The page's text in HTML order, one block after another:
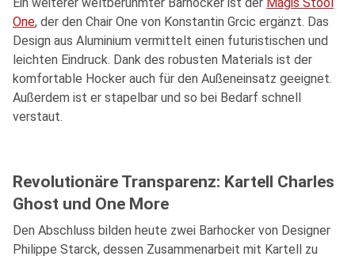
Ein weiterer weltberühmter Barhocker ist der Magis Stool
One, der den Chair One von Konstantin Grcic ergänzt. Das
Design aus Aluminium vermittelt einen futuristischen und
leichten Eindruck. Dank des robusten Materials ist der
komfortable Hocker auch für den Außeneinsatz geeignet.
Außerdem ist er stapelbar und so bei Bedarf schnell
verstaut.
Revolutionäre Transparenz: Kartell Charles
Ghost und One More
Den Abschluss bilden heute zwei Barhocker von Designer
Philippe Starck, dessen Zusammenarbeit mit Kartell zu